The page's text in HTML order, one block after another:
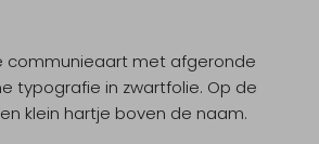
communieaart met afgeronde
typografie in zwartfolie. Op de
klein hartje boven de naam.